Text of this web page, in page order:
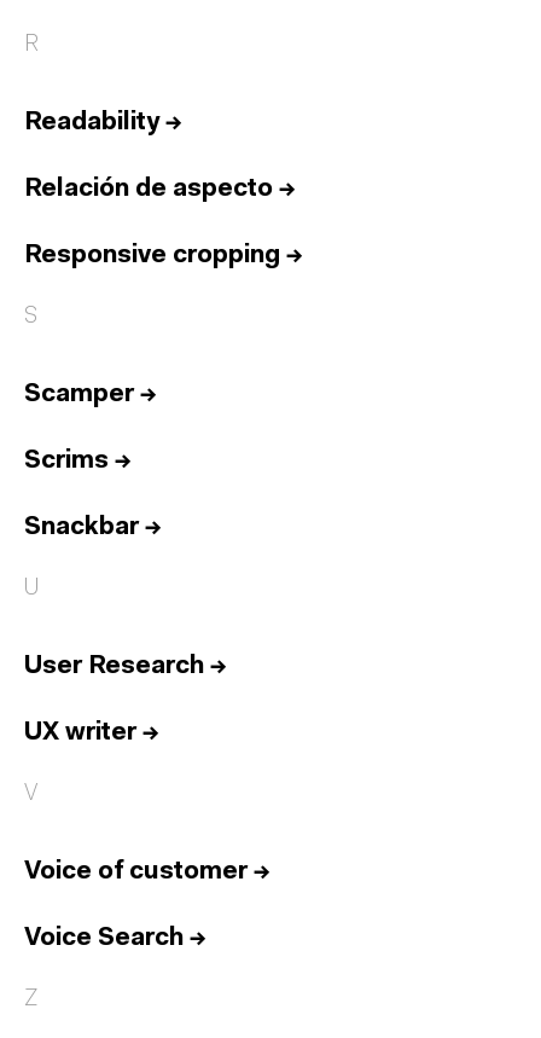
R
Readability→
Relación de aspecto →
Responsive cropping →
S
Scamper→
Scrims →
Snackbar→
U
User Research →
UX writer→
V
Voice of customer→
Voice Search →
Z